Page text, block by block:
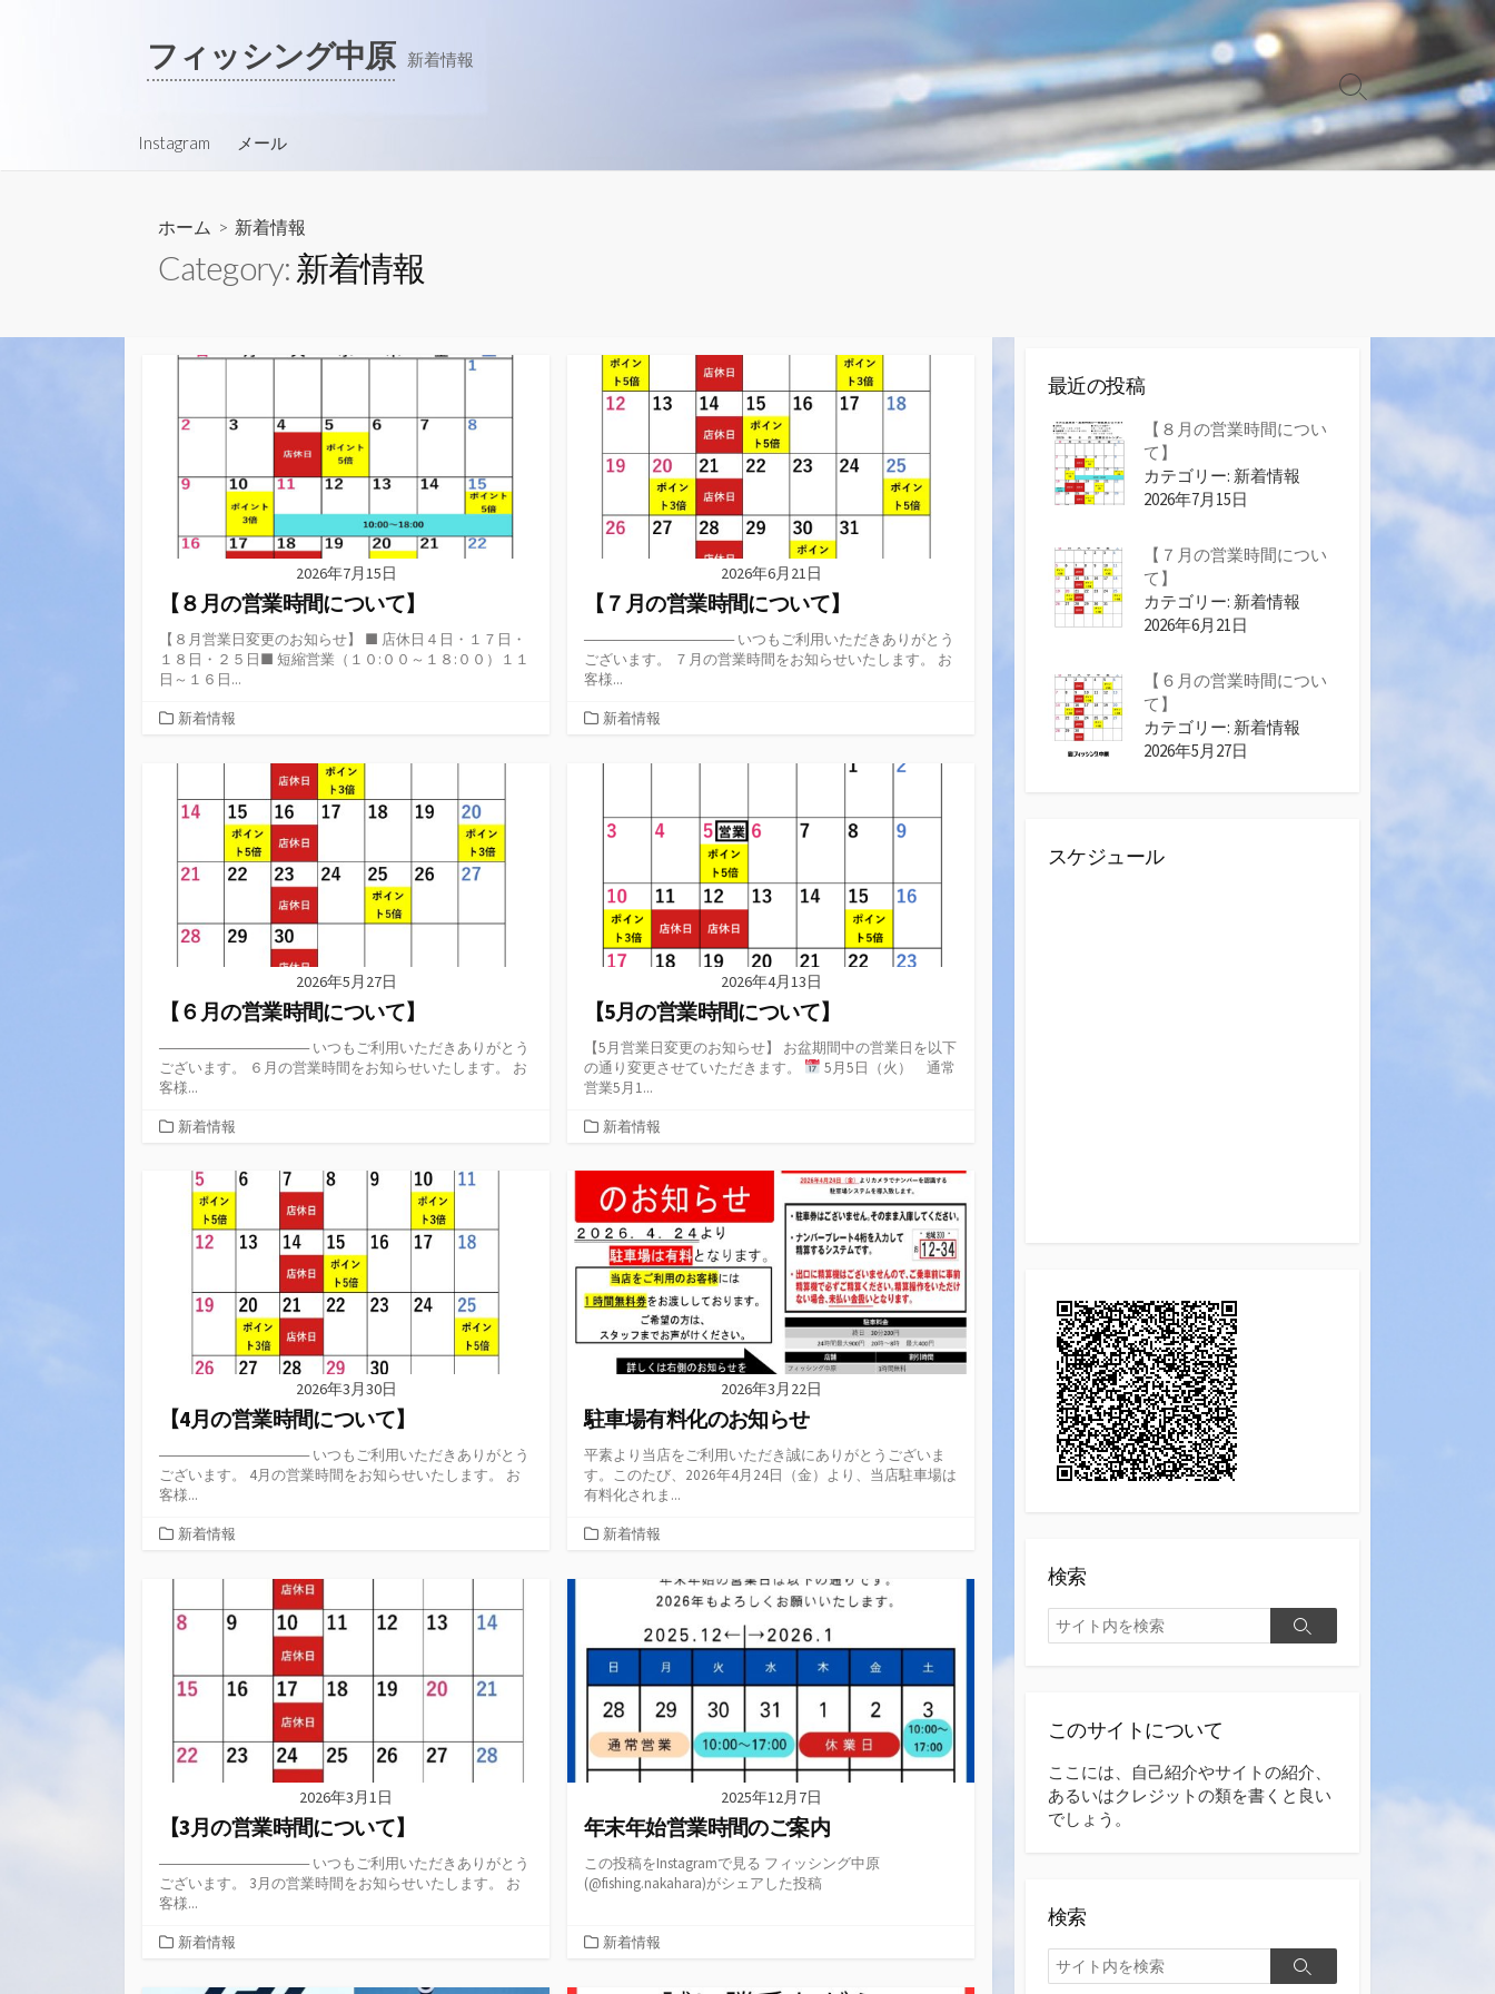
フィッシング中原 新着情報
Instagram メール
検
索
切
り
ホーム > 新着情報
Category: 新着情報
2026年7月15日
【８月の営業時間について】
【８月営業日変更のお知らせ】 ■ 店休日４日・１７日・
１８日・２５日■ 短縮営業（１０:００～１８:００）１１
日～１６日...
カ
ゴ
ー
新着情報
2026年6月21日
【７月の営業時間について】
─────────────── いつもご利用いただきありがとう
ございます。 ７月の営業時間をお知らせいたします。 お
客様...
カ
ゴ
新着情報
2026年5月27日
【６月の営業時間について】
─────────────── いつもご利用いただきありがとう
ございます。 ６月の営業時間をお知らせいたします。 お
客様...
カ新着情報
2026年4月13日
【5月の営業時間について】
【5月営業日変更のお知らせ】 お盆期間中の営業日を以下
の通り変更させていただきます。
5月5日（火） 通常
営業5月1...
カ
ゴ
リ
ー
新着情報
2026年3月30日
【4月の営業時間について】
─────────────── いつもご利用いただきありがとう
ございます。 4月の営業時間をお知らせいたします。 お
客様...
カ
ゴ
ー
新着情報
2026年3月22日
駐車場有料化のお知らせ
平素より当店をご利用いただき誠にありがとうございま
す。このたび、2026年4月24日（金）より、当店駐車場は
有料化されま...
カ新着情報
2026年3月1日
【3月の営業時間について】
─────────────── いつもご利用いただきありがとう
ございます。 3月の営業時間をお知らせいたします。 お
客様...
カ新着情報
2025年12月7日
年末年始営業時間のご案内
この投稿をInstagramで見る フィッシング中原
(@fishing.nakahara)がシェアした投稿
カ新着情報
最近の投稿
【８月の営業時間につい
て】
カテゴリー: 新着情報
2026年7月15日
【７月の営業時間につい
て】
カテゴリー: 新着情報
2026年6月21日
【６月の営業時間につい
て】
カテゴリー: 新着情報
2026年5月27日
スケジュール
検索
検
索
検
このサイトについて
ここには、自己紹介やサイトの紹介、
あるいはクレジットの類を書くと良い
でしょう。
検索
検
索
検